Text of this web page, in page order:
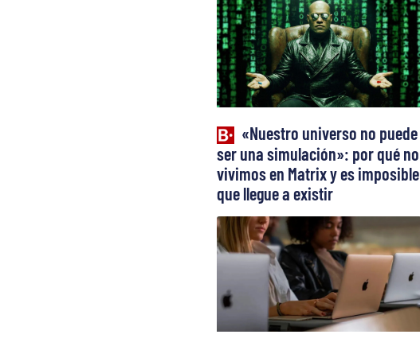
«Nuestro universo no puede
ser una simulación»: por qué no
vivimos en Matrix y es imposible
que llegue a existir